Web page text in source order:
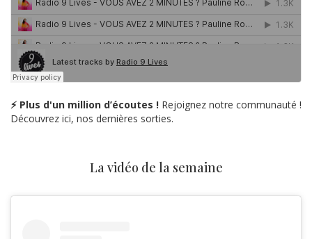
⚡ Plus d'un million d’écoutes ! Rejoignez notre communauté !
Découvrez ici, nos dernières sorties.
La vidéo de la semaine